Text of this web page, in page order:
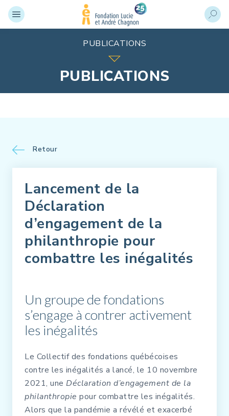
PUBLICATIONS
PUBLICATIONS
Retour
Lancement de la
Déclaration
d’engagement de la
philanthropie pour
combattre les inégalités
Un groupe de fondations
s’engage à contrer activement
les inégalités
Le Collectif des fondations québécoises
contre les inégalités a lancé, le 10 novembre
2021, une Déclaration d’engagement de la
philanthropie pour combattre les inégalités.
Alors que la pandémie a révélé et exacerbé